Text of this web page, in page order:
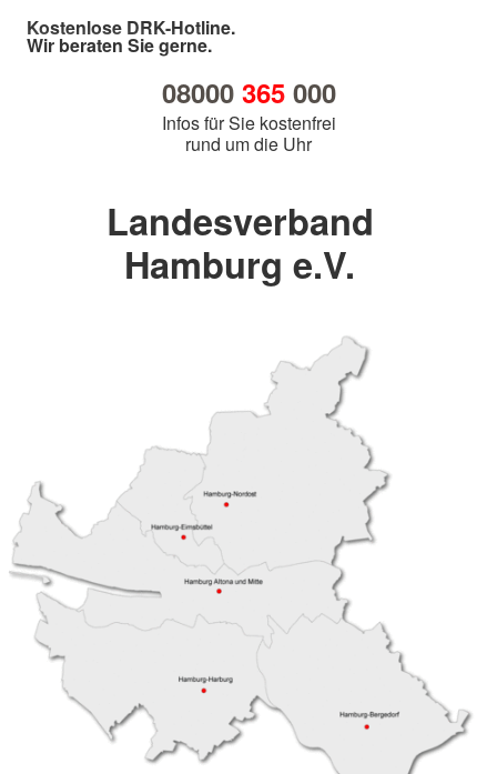
Kostenlose DRK-Hotline.
Wir beraten Sie gerne.
08000 365000
Infos für Sie kostenfrei
rund um die Uhr
Landesverband
Hamburg e.V.